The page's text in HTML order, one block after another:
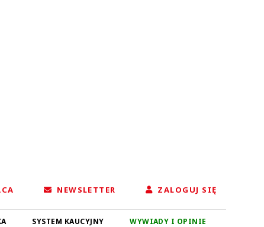
NEWSLETTER ZALOGUJ SIĘ
SYSTEM KAUCYJNY WYWIADY I OPINIE